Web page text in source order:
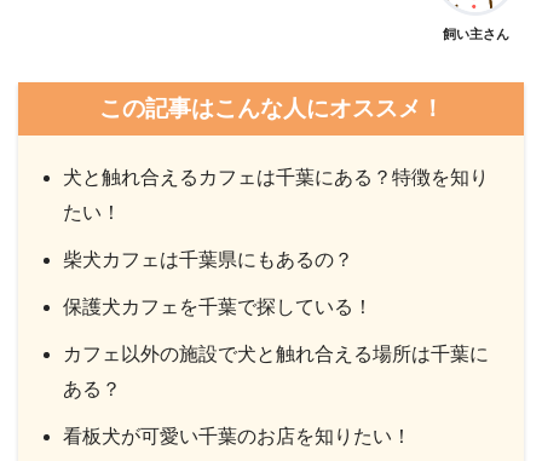
飼い主さん
この記事はこんな人にオススメ！
犬と触れ合えるカフェは千葉にある？特徴を知り
たい！
柴犬カフェは千葉県にもあるの？
保護犬カフェを千葉で探している！
カフェ以外の施設で犬と触れ合える場所は千葉に
ある？
看板犬が可愛い千葉のお店を知りたい！